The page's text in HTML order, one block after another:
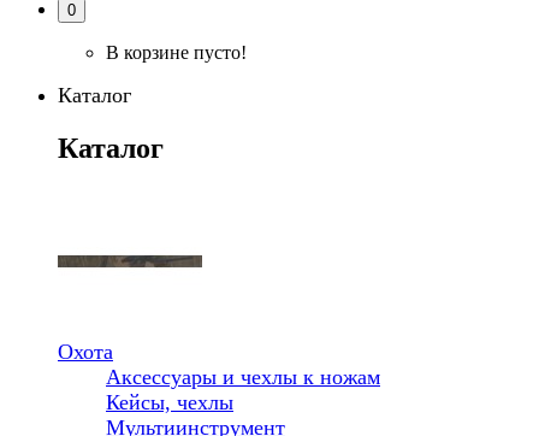
0
В корзине пусто!
Каталог
Каталог
Охота
Аксессуары и чехлы к ножам
Кейсы, чехлы
Мультиинструмент